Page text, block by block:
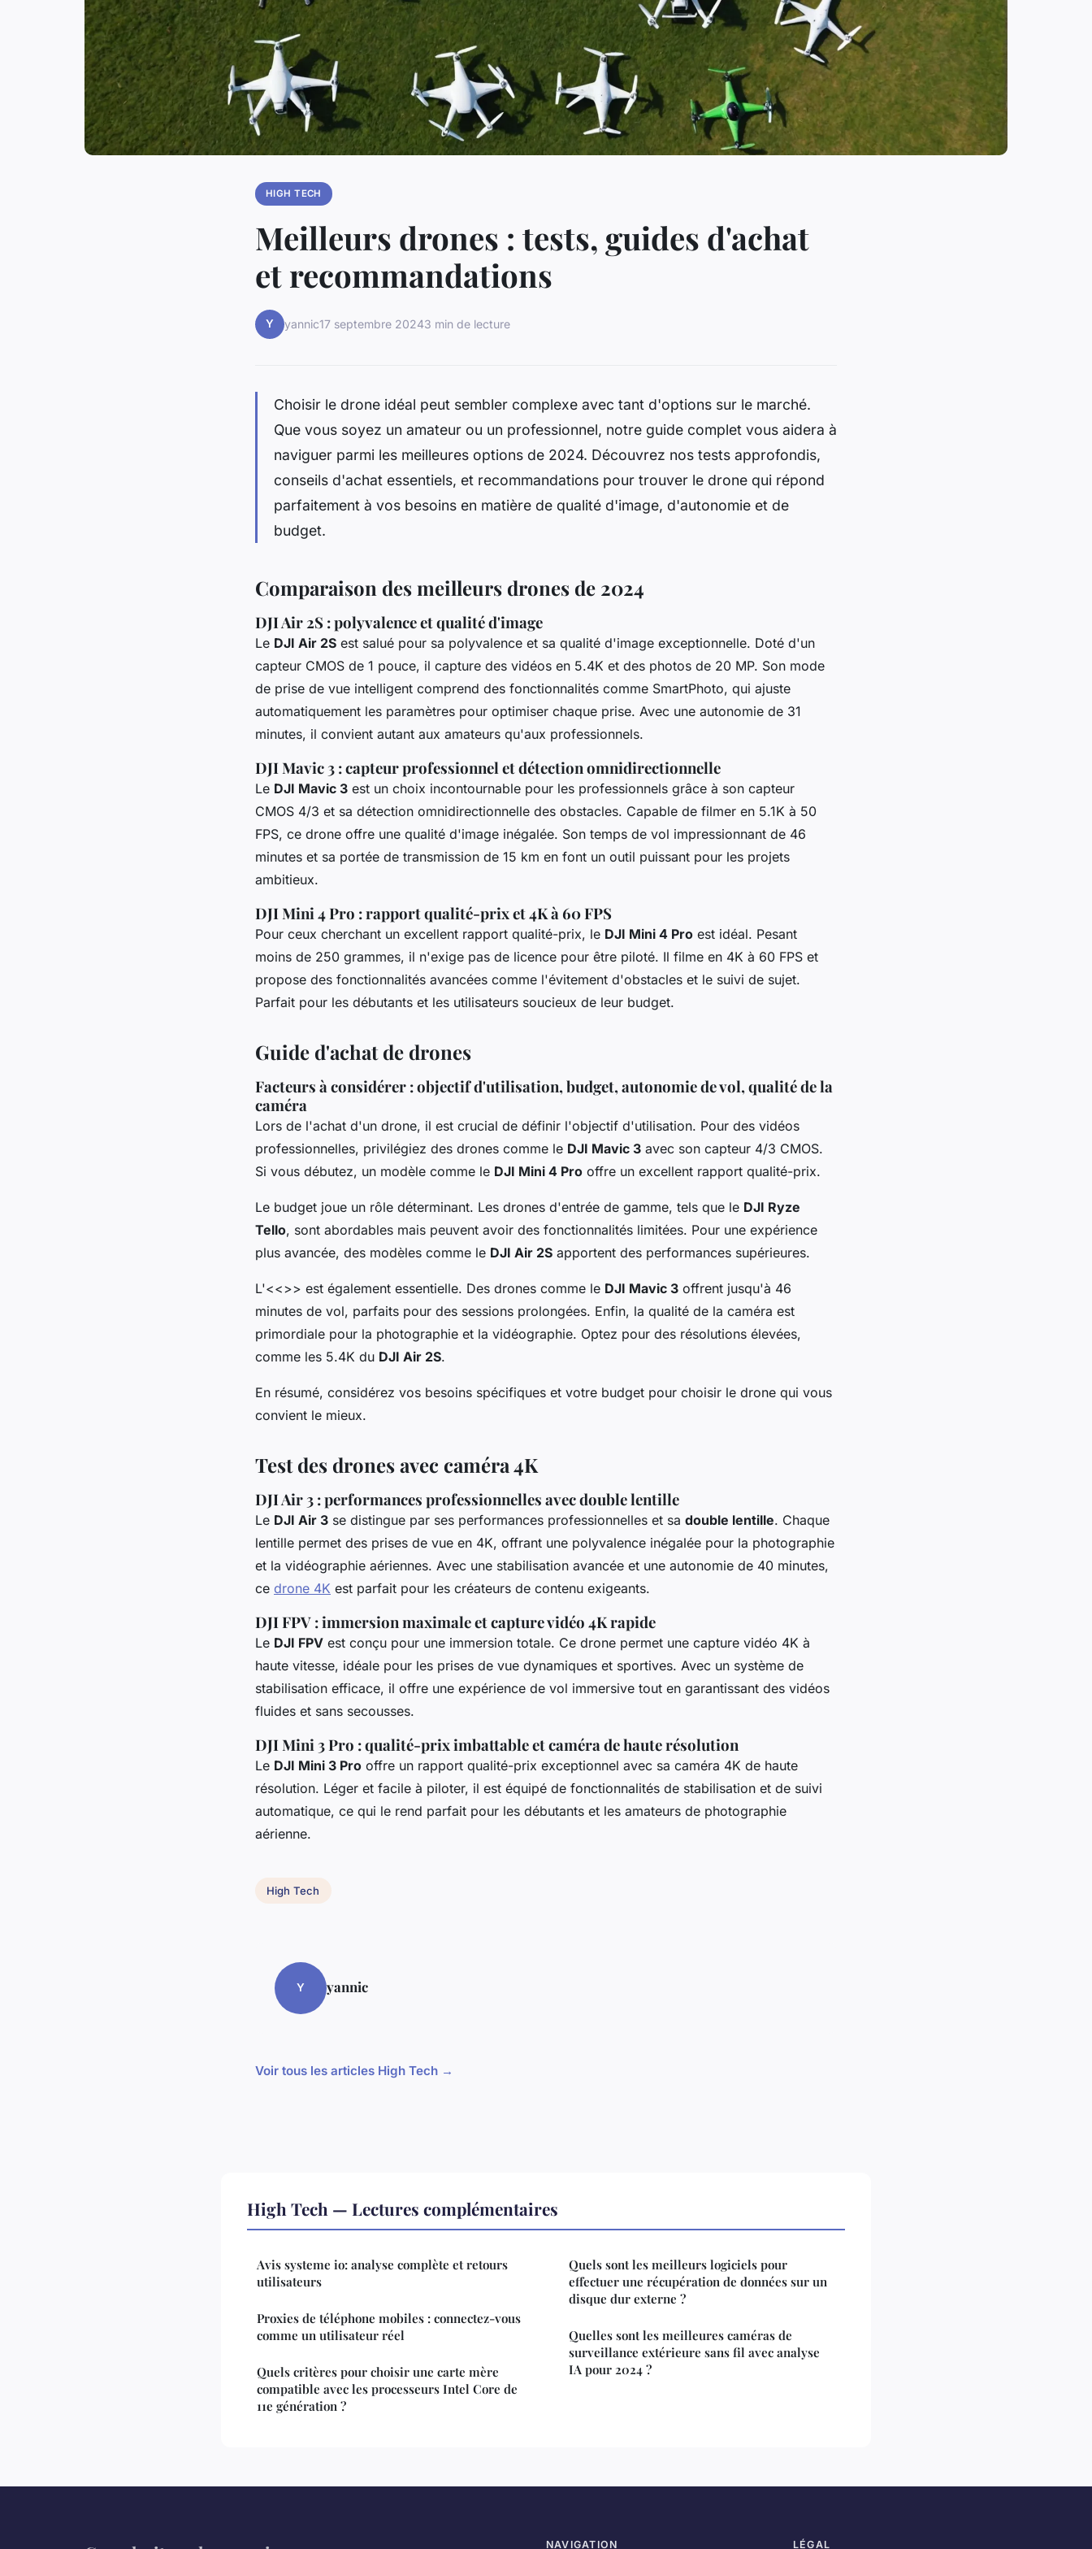
HIGH TECH
Meilleurs drones : tests, guides d'achat
et recommandations
Y yannic17 septembre 20243 min de lecture
Choisir le drone idéal peut sembler complexe avec tant d'options sur le marché.
Que vous soyez un amateur ou un professionnel, notre guide complet vous aidera à
naviguer parmi les meilleures options de 2024. Découvrez nos tests approfondis,
conseils d'achat essentiels, et recommandations pour trouver le drone qui répond
parfaitement à vos besoins en matière de qualité d'image, d'autonomie et de
budget.
Comparaison des meilleurs drones de 2024
DJI Air 2S : polyvalence et qualité d'image
Le DJI Air 2S est salué pour sa polyvalence et sa qualité d'image exceptionnelle. Doté d'un
capteur CMOS de 1 pouce, il capture des vidéos en 5.4K et des photos de 20 MP. Son mode
de prise de vue intelligent comprend des fonctionnalités comme SmartPhoto, qui ajuste
automatiquement les paramètres pour optimiser chaque prise. Avec une autonomie de 31
minutes, il convient autant aux amateurs qu'aux professionnels.
DJI Mavic 3 : capteur professionnel et détection omnidirectionnelle
Le DJI Mavic 3 est un choix incontournable pour les professionnels grâce à son capteur
CMOS 4/3 et sa détection omnidirectionnelle des obstacles. Capable de filmer en 5.1K à 50
FPS, ce drone offre une qualité d'image inégalée. Son temps de vol impressionnant de 46
minutes et sa portée de transmission de 15 km en font un outil puissant pour les projets
ambitieux.
DJI Mini 4 Pro : rapport qualité-prix et 4K à 60 FPS
Pour ceux cherchant un excellent rapport qualité-prix, le DJI Mini 4 Pro est idéal. Pesant
moins de 250 grammes, il n'exige pas de licence pour être piloté. Il filme en 4K à 60 FPS et
propose des fonctionnalités avancées comme l'évitement d'obstacles et le suivi de sujet.
Parfait pour les débutants et les utilisateurs soucieux de leur budget.
Guide d'achat de drones
Facteurs à considérer : objectif d'utilisation, budget, autonomie de vol, qualité de la
caméra
Lors de l'achat d'un drone, il est crucial de définir l'objectif d'utilisation. Pour des vidéos
professionnelles, privilégiez des drones comme le DJI Mavic 3 avec son capteur 4/3 CMOS.
Si vous débutez, un modèle comme le DJI Mini 4 Pro offre un excellent rapport qualité-prix.
Le budget joue un rôle déterminant. Les drones d'entrée de gamme, tels que le DJI Ryze
Tello, sont abordables mais peuvent avoir des fonctionnalités limitées. Pour une expérience
plus avancée, des modèles comme le DJI Air 2S apportent des performances supérieures.
L'<<>> est également essentielle. Des drones comme le DJI Mavic 3 offrent jusqu'à 46
minutes de vol, parfaits pour des sessions prolongées. Enfin, la qualité de la caméra est
primordiale pour la photographie et la vidéographie. Optez pour des résolutions élevées,
comme les 5.4K du DJI Air 2S.
En résumé, considérez vos besoins spécifiques et votre budget pour choisir le drone qui vous
convient le mieux.
Test des drones avec caméra 4K
DJI Air 3 : performances professionnelles avec double lentille
Le DJI Air 3 se distingue par ses performances professionnelles et sa double lentille. Chaque
lentille permet des prises de vue en 4K, offrant une polyvalence inégalée pour la photographie
et la vidéographie aériennes. Avec une stabilisation avancée et une autonomie de 40 minutes,
ce drone 4K est parfait pour les créateurs de contenu exigeants.
DJI FPV : immersion maximale et capture vidéo 4K rapide
Le DJI FPV est conçu pour une immersion totale. Ce drone permet une capture vidéo 4K à
haute vitesse, idéale pour les prises de vue dynamiques et sportives. Avec un système de
stabilisation efficace, il offre une expérience de vol immersive tout en garantissant des vidéos
fluides et sans secousses.
DJI Mini 3 Pro : qualité-prix imbattable et caméra de haute résolution
Le DJI Mini 3 Pro offre un rapport qualité-prix exceptionnel avec sa caméra 4K de haute
résolution. Léger et facile à piloter, il est équipé de fonctionnalités de stabilisation et de suivi
automatique, ce qui le rend parfait pour les débutants et les amateurs de photographie
aérienne.
High Tech
Y yannic
Voir tous les articles High Tech →
High Tech — Lectures complémentaires
Avis systeme io: analyse complète et retours
utilisateurs
Proxies de téléphone mobiles : connectez-vous
comme un utilisateur réel
Quels critères pour choisir une carte mère
compatible avec les processeurs Intel Core de
11e génération ?
Quels sont les meilleurs logiciels pour
effectuer une récupération de données sur un
disque dur externe ?
Quelles sont les meilleures caméras de
surveillance extérieure sans fil avec analyse
IA pour 2024 ?
NAVIGATION LÉGAL